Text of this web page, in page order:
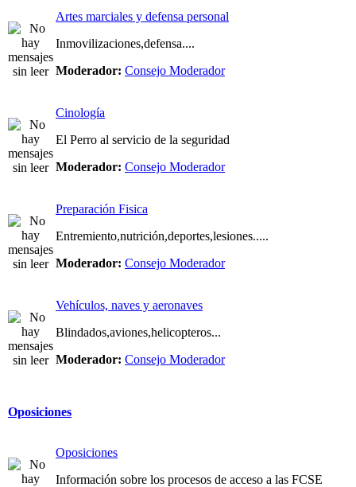
Artes marciales y defensa personal
Inmovilizaciones,defensa....
Moderador: Consejo Moderador
Cinología
El Perro al servicio de la seguridad
Moderador: Consejo Moderador
Preparación Fisica
Entremiento,nutrición,deportes,lesiones.....
Moderador: Consejo Moderador
Vehículos, naves y aeronaves
Blindados,aviones,helicopteros...
Moderador: Consejo Moderador
Oposiciones
Oposiciones
Información sobre los procesos de acceso a las FCSE